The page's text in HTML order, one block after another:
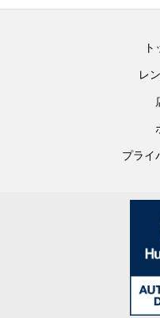
レ
プライ